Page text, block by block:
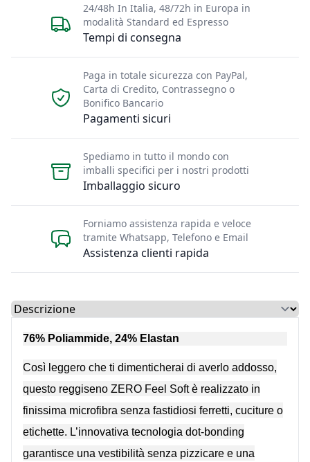
Tempi di consegna
24/48h In Italia, 48/72h in Europa in
modalità Standard ed Espresso
Pagamenti sicuri
Paga in totale sicurezza con PayPal,
Carta di Credito, Contrassegno o
Bonifico Bancario
Imballaggio sicuro
Spediamo in tutto il mondo con
imballi specifici per i nostri prodotti
Assistenza clienti rapida
Forniamo assistenza rapida e veloce
tramite Whatsapp, Telefono e Email
Select a tab
76% Poliammide, 24% Elastan
Così leggero che ti dimenticherai di averlo addosso,
questo reggiseno ZERO Feel Soft è realizzato in
finissima microfibra senza fastidiosi ferretti, cuciture o
etichette. L’innovativa tecnologia dot-bonding
garantisce una vestibilità senza pizzicare e una